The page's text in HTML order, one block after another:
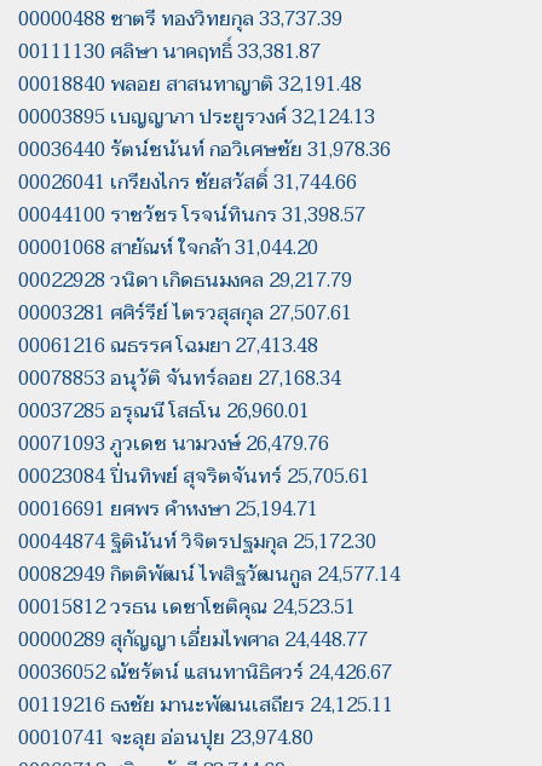
00000488 ชาตรี ทองวิทยกุล 33,737.39
00111130 ศลิษา นาคฤทธิ์ 33,381.87
00018840 พลอย สาสนทาญาติ 32,191.48
00003895 เบญญาภา ประยูรวงค์ 32,124.13
00036440 รัตน์ชนันท์ กอวิเศษชัย 31,978.36
00026041 เกรียงไกร ชัยสวัสดิ์ 31,744.66
00044100 ราชวัชร โรจน์ทินกร 31,398.57
00001068 สายัณห์ ใจกล้า 31,044.20
00022928 วนิดา เกิดธนมงคล 29,217.79
00003281 ศศิร์รีย์ ไตรวสุสกุล 27,507.61
00061216 ณธรรศ โฉมยา 27,413.48
00078853 อนุวัติ จันทร์ลอย 27,168.34
00037285 อรุณนี โสธโน 26,960.01
00071093 ภูวเดช นามวงษ์ 26,479.76
00023084 ปิ่นทิพย์ สุจริตจันทร์ 25,705.61
00016691 ยศพร คำหงษา 25,194.71
00044874 ฐิตินันท์ วิจิตรปฐมกุล 25,172.30
00082949 กิตติพัฒน์ ไพสิฐวัฒนกูล 24,577.14
00015812 วรธน เดชาโชติคุณ 24,523.51
00000289 สุกัญญา เอี่ยมไพศาล 24,448.77
00036052 ณัชรัตน์ แสนทานิธิศวร์ 24,426.67
00119216 ธงชัย มานะพัฒนเสถียร 24,125.11
00010741 จะลุย อ่อนปุย 23,974.80